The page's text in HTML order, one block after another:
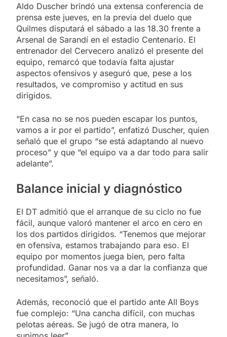
Aldo Duscher brindó una extensa conferencia de
prensa este jueves, en la previa del duelo que
Quilmes disputará el sábado a las 18.30 frente a
Arsenal de Sarandí en el estadio Centenario. El
entrenador del Cervecero analizó el presente del
equipo, remarcó que todavía falta ajustar
aspectos ofensivos y aseguró que, pese a los
resultados, ve compromiso y actitud en sus
dirigidos.
“En casa no se nos pueden escapar los puntos,
vamos a ir por el partido”, enfatizó Duscher, quien
señaló que el grupo “se está adaptando al nuevo
proceso” y que “el equipo va a dar todo para salir
adelante”.
Balance inicial y diagnóstico
El DT admitió que el arranque de su ciclo no fue
fácil, aunque valoró mantener el arco en cero en
los dos partidos dirigidos. “Tenemos que mejorar
en ofensiva, estamos trabajando para eso. El
equipo por momentos juega bien, pero falta
profundidad. Ganar nos va a dar la confianza que
necesitamos”, señaló.
Además, reconoció que el partido ante All Boys
fue complejo: “Una cancha difícil, con muchas
pelotas aéreas. Se jugó de otra manera, lo